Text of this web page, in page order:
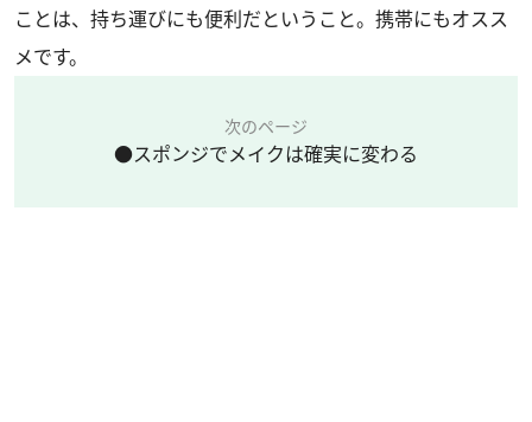
ことは、持ち運びにも便利だということ。携帯にもオスス
メです。
次のページ
●スポンジでメイクは確実に変わる